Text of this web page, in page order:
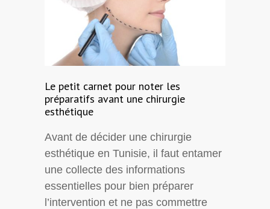
Le petit carnet pour noter les
préparatifs avant une chirurgie
esthétique
Avant de décider une chirurgie
esthétique en Tunisie, il faut entamer
une collecte des informations
essentielles pour bien préparer
l’intervention et ne pas commettre